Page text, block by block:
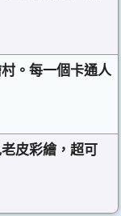
。每一個卡通人
皮彩繪，超可